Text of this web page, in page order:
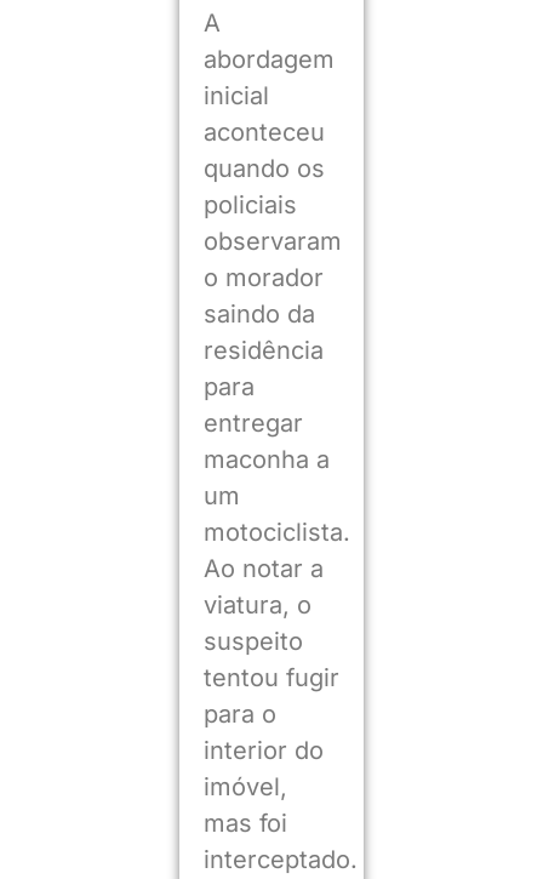
A
abordagem
inicial
aconteceu
quando os
policiais
observaram
o morador
saindo da
residência
para
entregar
maconha a
um
motociclista.
Ao notar a
viatura, o
suspeito
tentou fugir
para o
interior do
imóvel,
mas foi
interceptado.